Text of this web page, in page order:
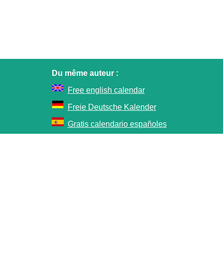
Du même auteur :
Free english calendar
Freie Deutsche Kalender
Gratis calendario españoles